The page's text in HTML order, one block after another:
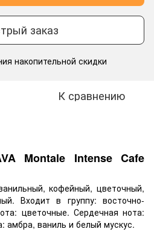
заказ
накопительной скидки
К сравнению
Montale Intense Cafe
кофейный, цветочный,
Входит в группу: восточно-
цветочные. Сердечная нота:
амбра, ваниль и белый мускус.